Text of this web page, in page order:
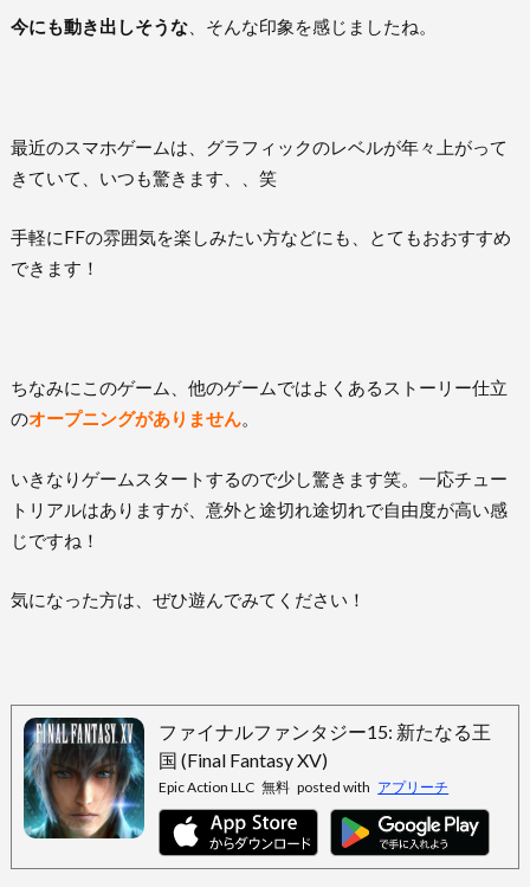
今にも動き出しそうな、そんな印象を感じましたね。
最近のスマホゲームは、グラフィックのレベルが年々上がって
きていて、いつも驚きます、、笑
手軽にFFの雰囲気を楽しみたい方などにも、とてもおおすすめ
できます！
ちなみにこのゲーム、他のゲームではよくあるストーリー仕立
のオープニングがありません。
いきなりゲームスタートするので少し驚きます笑。一応チュー
トリアルはありますが、意外と途切れ途切れで自由度が高い感
じですね！
気になった方は、ぜひ遊んでみてください！
ファイナルファンタジー15: 新たなる王
国 (Final Fantasy XV)
Epic Action LLC 無料 posted with アプリーチ